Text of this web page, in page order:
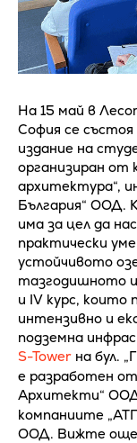
На 15 май в
София се
издание на
организиран
архитектура“,
България“ ООД.
има за цел да
практически
устойчивото
тазгодишното
и IV курс, които
интензивно и
подземна
S-Tower на бул.
е разработен
Архитекти“
компаниите
ООД. Вижте още